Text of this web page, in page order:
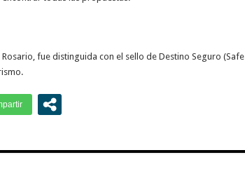
fue distinguida con el sello de Destino Seguro (Safe